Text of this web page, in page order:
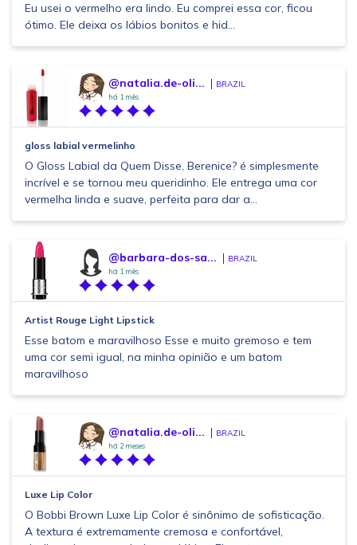
Eu usei o vermelho era lindo. Eu comprei essa cor, ficou
ótimo. Ele deixa os lábios bonitos e hid...
@natalia.de-oli... BRAZIL
há 1 mês
gloss labial vermelinho
O Gloss Labial da Quem Disse, Berenice? é simplesmente
incrível e se tornou meu queridinho. Ele entrega uma cor
vermelha linda e suave, perfeita para dar a...
@barbara-dos-sa... BRAZIL
há 1 mês
Artist Rouge Light Lipstick
Esse batom e maravilhoso Esse e muito gremoso e tem
uma cor semi igual, na minha opinião e um batom
maravilhoso
@natalia.de-oli... BRAZIL
há 2 meses
Luxe Lip Color
O Bobbi Brown Luxe Lip Color é sinônimo de sofisticação.
A textura é extremamente cremosa e confortável,